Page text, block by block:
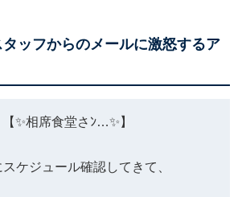
タッフからのメールに激怒するア
【✨相席食堂さﾝ…✨】
ケジュール確認してきて、